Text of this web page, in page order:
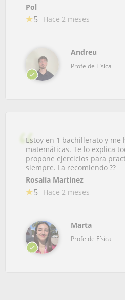
Pol
5 Hace 2 meses
Andreu
Profe de Física
Estoy en 1 bachillerato y me
matemáticas. Te lo explica
propone ejercicios para
siempre. La recomiendo ??
Rosalía Martínez
5 Hace 2 meses
Marta
Profe de Física